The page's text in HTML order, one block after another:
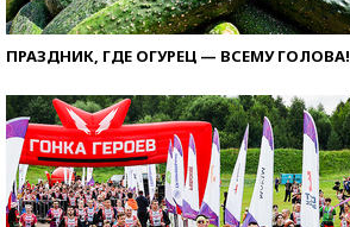
ПРАЗДНИК, ГДЕ ОГУРЕЦ — ВСЕМУ ГОЛОВА!